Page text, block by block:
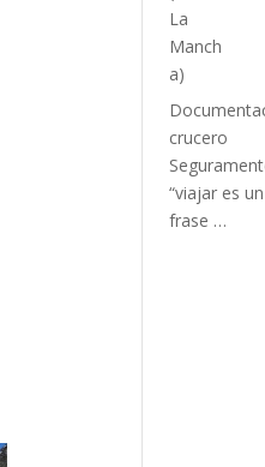
crucero
“viajar es
frase …